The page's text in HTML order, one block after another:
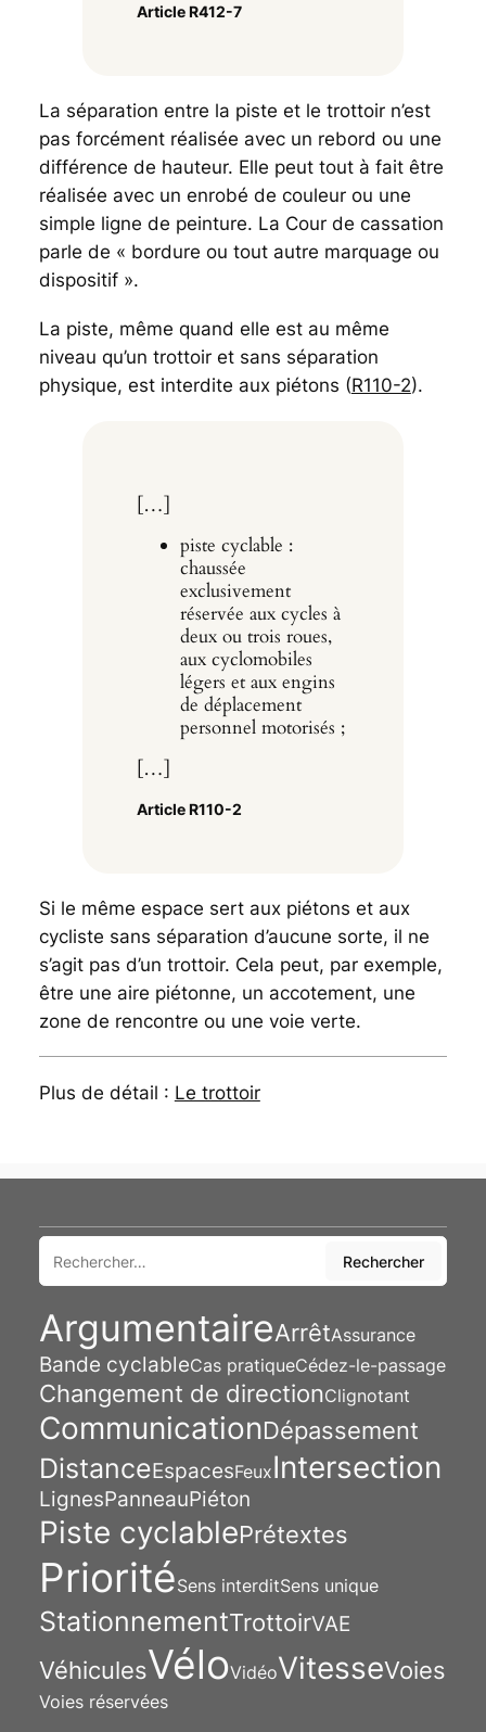
Article R412-7
La séparation entre la piste et le trottoir n’est
pas forcément réalisée avec un rebord ou une
différence de hauteur. Elle peut tout à fait être
réalisée avec un enrobé de couleur ou une
simple ligne de peinture. La Cour de cassation
parle de « bordure ou tout autre marquage ou
dispositif ».
La piste, même quand elle est au même
niveau qu’un trottoir et sans séparation
physique, est interdite aux piétons (R110-2).
[…]
piste cyclable :
chaussée
exclusivement
réservée aux cycles à
deux ou trois roues,
aux cyclomobiles
légers et aux engins
de déplacement
personnel motorisés ;
[…]
Article R110-2
Si le même espace sert aux piétons et aux
cycliste sans séparation d’aucune sorte, il ne
s’agit pas d’un trottoir. Cela peut, par exemple,
être une aire piétonne, un accotement, une
zone de rencontre ou une voie verte.
Plus de détail : Le trottoir
Rechercher
Rechercher
ArgumentaireArrêtAssurance
Bande cyclableCas pratiqueCédez-le-passage
Changement de directionClignotant
CommunicationDépassement
DistanceEspacesFeuxIntersection
LignesPanneauPiéton
Piste cyclablePrétextes
PrioritéSens interditSens unique
StationnementTrottoirVAE
VéhiculesVéloVidéoVitesseVoies
Voies réservées